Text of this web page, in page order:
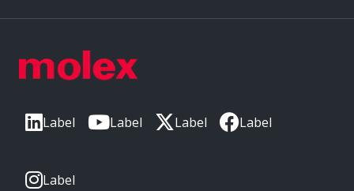
Label Label Label Label
Label